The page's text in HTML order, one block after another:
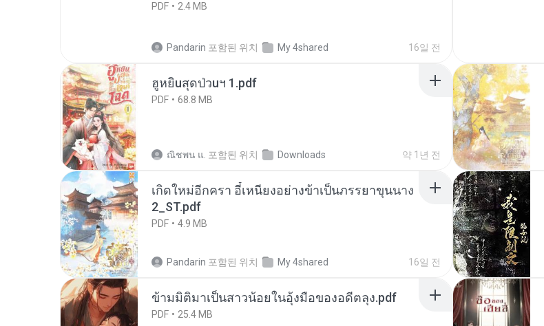
PDF
2.4 MB
Pandarin 포함된 위치 My 4shared 16일 전
ฮูหยิuสุดป่วuฯ 1.pdf
PDF 68.8 MB
ณิชพน แ. 포함된 위치 Downloads 약 1년 전
เกิดใหม่อีกครา อี๋เหนียงอย่างข้าเป็นภรรยาขุนนาง
2_ST.pdf
PDF 4.9 MB
Pandarin 포함된 위치 My 4shared 16일 전
ข้ามมิติมาเป็นสาวน้อยในอุ้งมือของอดีตลุง.pdf
PDF 25.4 MB